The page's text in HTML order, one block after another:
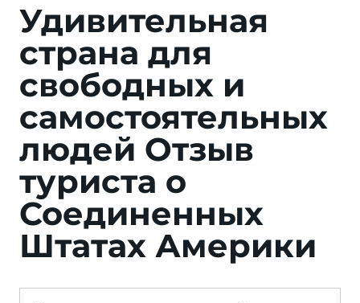
Удивительная
страна для
свободных и
самостоятельных
людей Отзыв
туриста о
Соединенных
Штатах Америки